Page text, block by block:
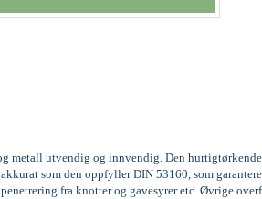
metall utvendig og innvendig. Den
som den oppfyller DIN 53160, som
fra knotter og gavesyrer etc. Øvrige